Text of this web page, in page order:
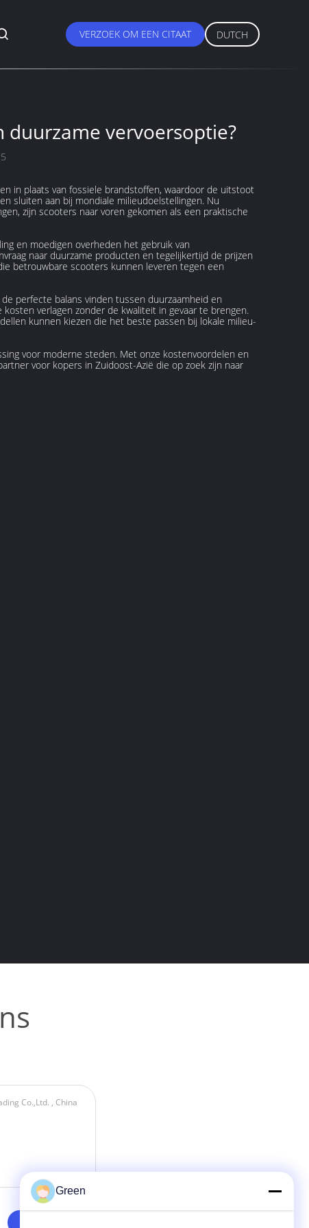
VERZOEK OM EEN CITAAT DUTCH
duurzame vervoersoptie?
in plaats van fossiele brandstoffen, waardoor de uitstoot
sluiten aan bij mondiale milieudoelstellingen. Nu
zijn scooters naar voren gekomen als een praktische
en moedigen overheden het gebruik van
naar duurzame producten en tegelijkertijd de prijzen
betrouwbare scooters kunnen leveren tegen een
perfecte balans vinden tussen duurzaamheid en
verlagen zonder de kwaliteit in gevaar te brengen.
kunnen kiezen die het beste passen bij lokale milieu-
voor moderne steden. Met onze kostenvoordelen en
voor kopers in Zuidoost-Azië die op zoek zijn naar
Green